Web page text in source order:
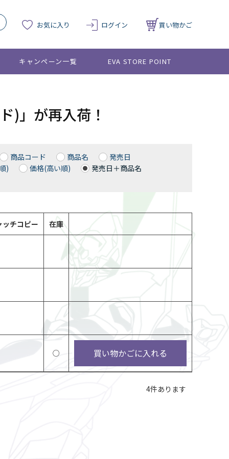
お気に入り ログイン 買い物かご
キャンペーン一覧 EVA STORE POINT
)」が再入荷！
商品コード 商品名
発売日
)
価格(高い順) 発売日＋商品名
ッチコピー 在庫
○ 買い物かごに入れる
4件あります